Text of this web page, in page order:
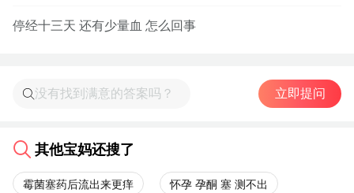
停经十三天 还有少量血 怎么回事
立即提问
其他宝妈还搜了
霉菌塞药后流出来更痒 怀孕 孕酮 塞 测不出